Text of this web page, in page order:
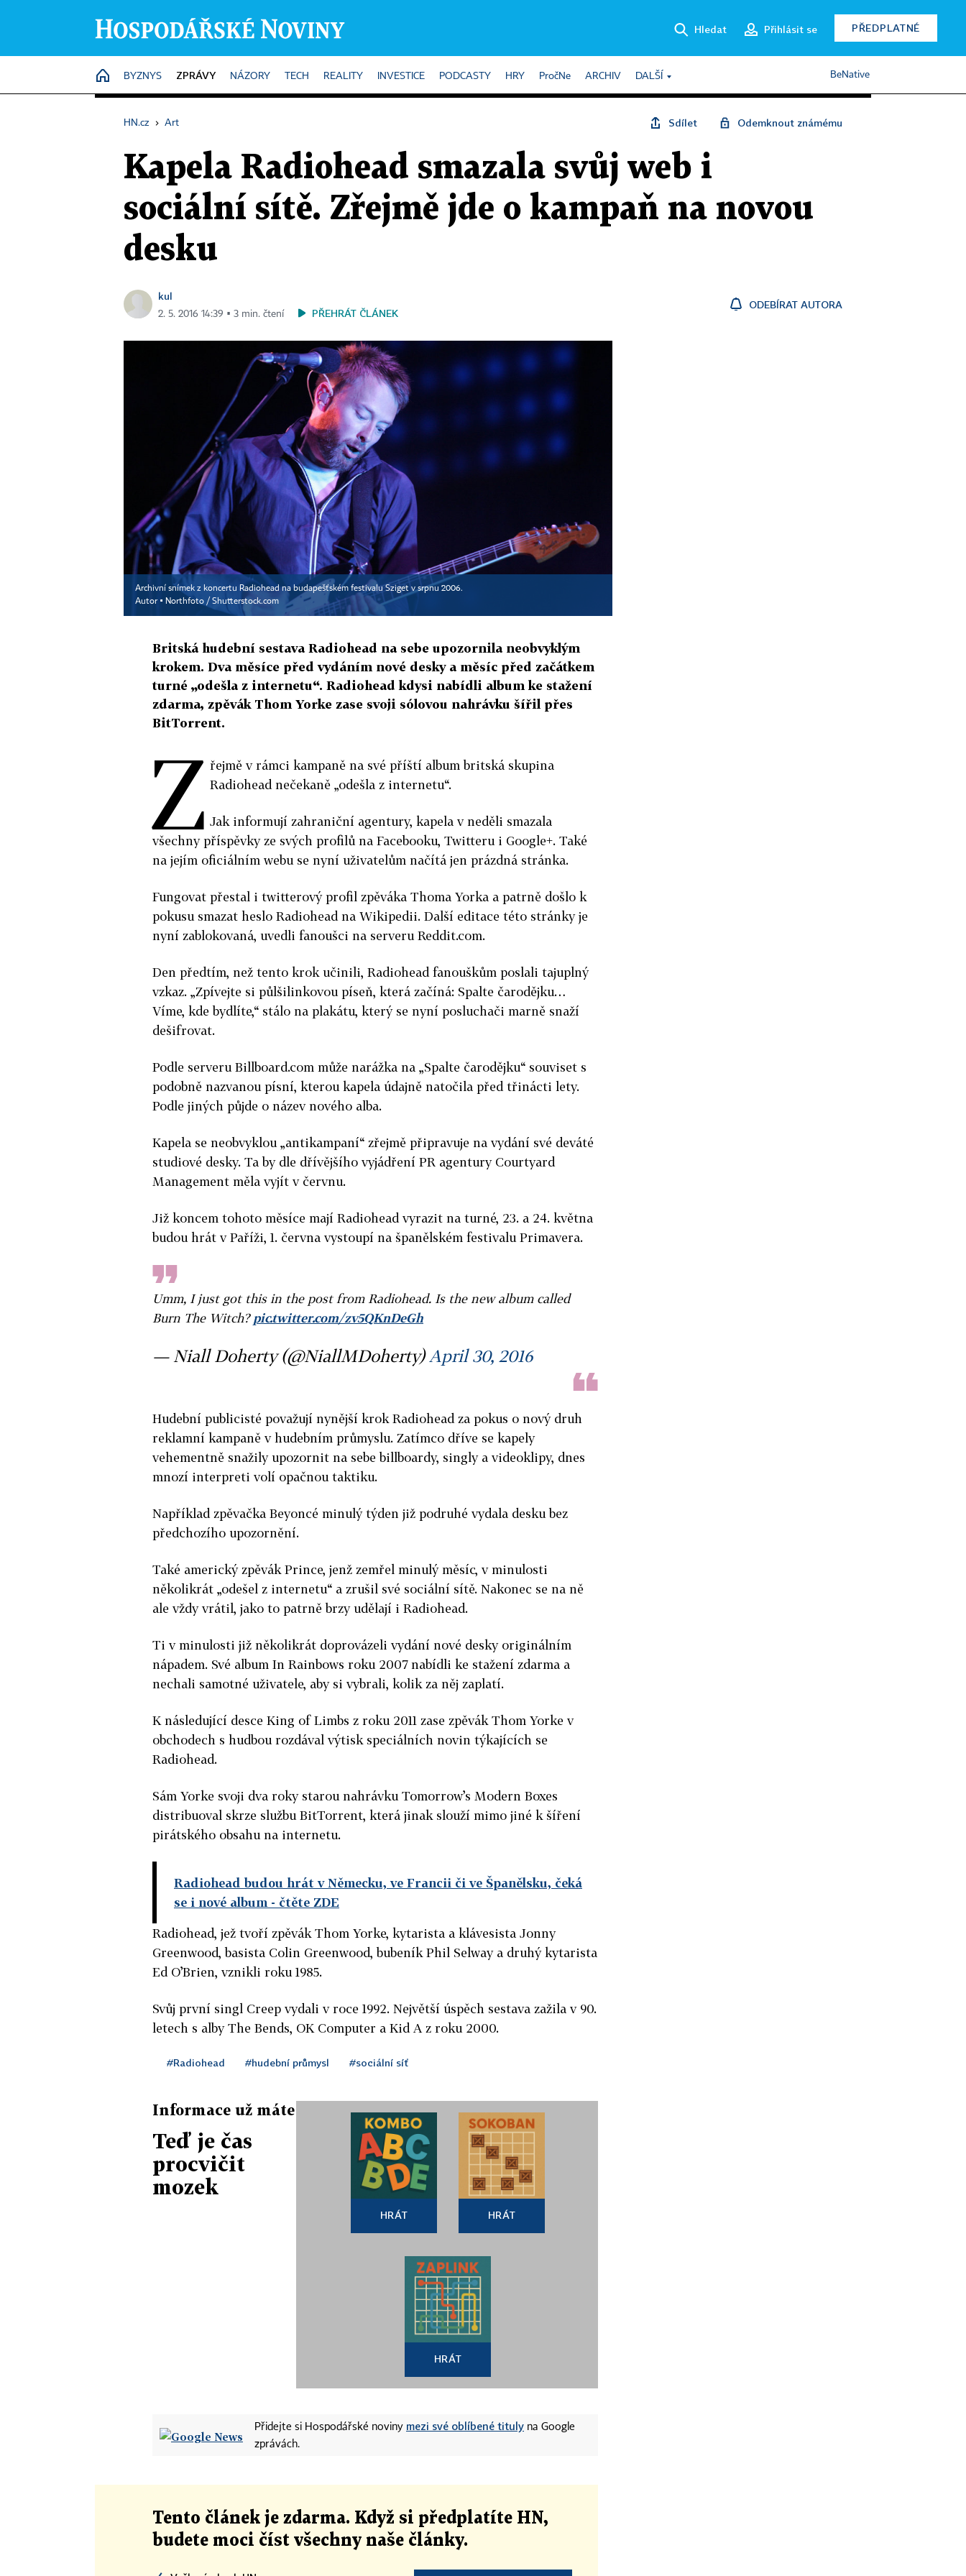
Hledat Přihlásit se PŘEDPLATNÉ
HOME
BYZNYS ZPRÁVY NÁZORY TECH REALITY INVESTICE PODCASTY HRY PročNe ARCHIV DALŠÍ BeNative
HN.cz › Art Sdílet Odemknout známému
Kapela Radiohead smazala svůj web i
sociální sítě. Zřejmě jde o kampaň na novou
desku
kul
2. 5. 2016 14:39 ▪ 3 min. čtení PŘEHRÁT ČLÁNEK
ODEBÍRAT AUTORA
Archivní snímek z koncertu Radiohead na budapešťském festivalu Sziget v srpnu 2006.
Autor ▪ Northfoto / Shutterstock.com
Britská hudební sestava Radiohead na sebe upozornila neobvyklým
krokem. Dva měsíce před vydáním nové desky a měsíc před začátkem
turné „odešla z internetu“. Radiohead kdysi nabídli album ke stažení
zdarma, zpěvák Thom Yorke zase svoji sólovou nahrávku šířil přes
BitTorrent.
Z řejmě v rámci kampaně na své příští album britská skupina
Radiohead nečekaně „odešla z internetu“.
Jak informují zahraniční agentury, kapela v neděli smazala
všechny příspěvky ze svých profilů na Facebooku, Twitteru i Google+. Také
na jejím oficiálním webu se nyní uživatelům načítá jen prázdná stránka.
Fungovat přestal i twitterový profil zpěváka Thoma Yorka a patrně došlo k
pokusu smazat heslo Radiohead na Wikipedii. Další editace této stránky je
nyní zablokovaná, uvedli fanoušci na serveru Reddit.com.
Den předtím, než tento krok učinili, Radiohead fanouškům poslali tajuplný
vzkaz. „Zpívejte si půlšilinkovou píseň, která začíná: Spalte čarodějku…
Víme, kde bydlíte,“ stálo na plakátu, který se nyní posluchači marně snaží
dešifrovat.
Podle serveru Billboard.com může narážka na „Spalte čarodějku“ souviset s
podobně nazvanou písní, kterou kapela údajně natočila před třinácti lety.
Podle jiných půjde o název nového alba.
Kapela se neobvyklou „antikampaní“ zřejmě připravuje na vydání své deváté
studiové desky. Ta by dle dřívějšího vyjádření PR agentury Courtyard
Management měla vyjít v červnu.
Již koncem tohoto měsíce mají Radiohead vyrazit na turné, 23. a 24. května
budou hrát v Paříži, 1. června vystoupí na španělském festivalu Primavera.
Umm, I just got this in the post from Radiohead. Is the new album called
Burn The Witch?pic.twitter.com/zv5QKnDeGh
— Niall Doherty (@NiallMDoherty) April 30, 2016
Hudební publicisté považují nynější krok Radiohead za pokus o nový druh
reklamní kampaně v hudebním průmyslu. Zatímco dříve se kapely
vehementně snažily upozornit na sebe billboardy, singly a videoklipy, dnes
mnozí interpreti volí opačnou taktiku.
Například zpěvačka Beyoncé minulý týden již podruhé vydala desku bez
předchozího upozornění.
Také americký zpěvák Prince, jenž zemřel minulý měsíc, v minulosti
několikrát „odešel z internetu“ a zrušil své sociální sítě. Nakonec se na ně
ale vždy vrátil, jako to patrně brzy udělají i Radiohead.
Ti v minulosti již několikrát doprovázeli vydání nové desky originálním
nápadem. Své album In Rainbows roku 2007 nabídli ke stažení zdarma a
nechali samotné uživatele, aby si vybrali, kolik za něj zaplatí.
K následující desce King of Limbs z roku 2011 zase zpěvák Thom Yorke v
obchodech s hudbou rozdával výtisk speciálních novin týkajících se
Radiohead.
Sám Yorke svoji dva roky starou nahrávku Tomorrow’s Modern Boxes
distribuoval skrze službu BitTorrent, která jinak slouží mimo jiné k šíření
pirátského obsahu na internetu.
Radiohead budou hrát v Německu, ve Francii či ve Španělsku, čeká
se i nové album - čtěte ZDE
Radiohead, jež tvoří zpěvák Thom Yorke, kytarista a klávesista Jonny
Greenwood, basista Colin Greenwood, bubeník Phil Selway a druhý kytarista
Ed O’Brien, vznikli roku 1985.
Svůj první singl Creep vydali v roce 1992. Největší úspěch sestava zažila v 90.
letech s alby The Bends, OK Computer a Kid A z roku 2000.
#Radiohead #hudební průmysl #sociální síť
Informace už máte
Teď je čas
procvičit
mozek
HRÁT HRÁT
HRÁT
Přidejte si Hospodářské noviny mezi své oblíbené tituly na Google
zprávách.
Tento článek je zdarma. Když si předplatíte HN,
budete moci číst všechny naše články.